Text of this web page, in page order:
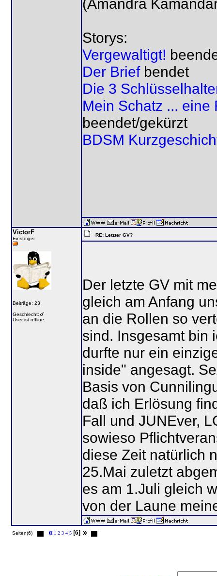
(Amandra
Storys:
Vergewaltigt!
Der Briefbendet
Die 3
Mein Schatz ... eine
beendet/gekürzt
BDSM
VictorF
Einsteiger
Beiträge: 23
Geschlecht:
User ist offline
RE: Letzter GV?
Der letzte GV mit
gleich am Anfang
an die Rollen so
sind. Insgesamt bin
durfte nur ein
inside" angesagt.
Basis von
daß ich Erlösung
Fall und JUNEver,
sowieso
diese Zeit natürlich
25.Mai zuletzt
es am 1.Juli gleich
von der Laune
Seiten(6) « 1 2 3 4 5 [6] »